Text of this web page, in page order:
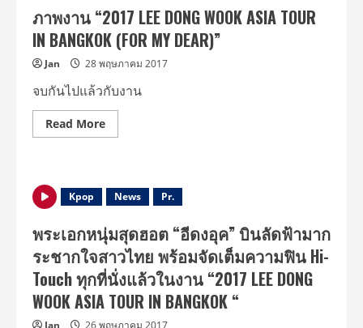
LEE
DONG
WOOK
ASIA
TOUR
IN
BANGKOK’
(FOR
DEAR)
ภาพงาน “2017 LEE DONG WOOK ASIA TOUR
IN BANGKOK (FOR MY DEAR)”
Jan 28 พฤษภาคม 2017
จบกันไปแล้วกับงาน
Read MoreRead
more
LEE
DONG
ASIA
TOUR
IN
BANGKOK
(FOR
MY
DEAR)”
Kpop News Pr.
พระเอกหนุ่มสุดฮอต “อีดงอุค” บินลัดฟ้ามาก
ระชากใจสาวไทย พร้อมจัดเต็มความฟิน Hi-
Touch ทุกที่นั่งแล้วในงาน “2017 LEE DONG
WOOK ASIA TOUR IN BANGKOK “
Jan 26 พฤษภาคม 2017